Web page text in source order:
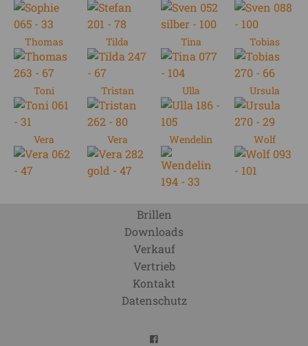
Thomas Tilda Tina Tobias
Toni Tristan Ulla Ursula
Vera Vera Wendelin Wolf
Brillen
Downloads
Verkauf
Vertrieb
Kontakt
Datenschutz